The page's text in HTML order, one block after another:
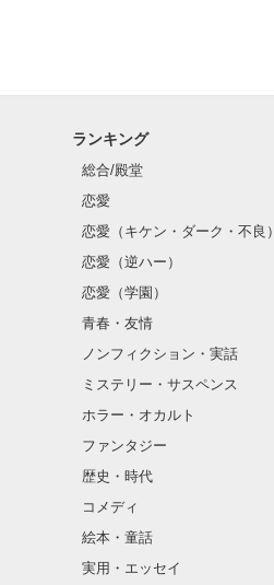
ランキング
総合/殿堂
恋愛
恋愛（キケン・ダーク・不良）
恋愛（逆ハー）
恋愛（学園）
青春・友情
ノンフィクション・実話
ミステリー・サスペンス
ホラー・オカルト
ファンタジー
歴史・時代
コメディ
絵本・童話
実用・エッセイ